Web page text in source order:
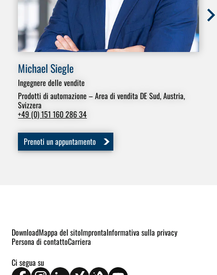
Michael Siegle
Ingegnere delle vendite
Prodotti di automazione – Area di vendita DE Sud, Austria,
Svizzera
+49 (0) 151 160 286 34
Prenoti un appuntamento
DownloadMappa del sitoImprontaInformativa sulla privacy
Persona di contattoCarriera
Ci segua su